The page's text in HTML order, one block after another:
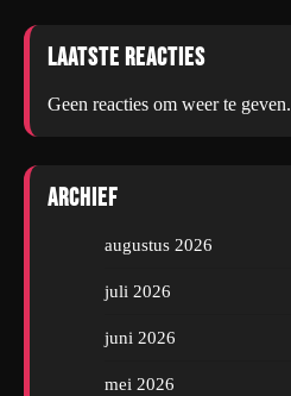
Laatste reacties
Geen reacties om weer te geven.
Archief
augustus 2026
juli 2026
juni 2026
mei 2026